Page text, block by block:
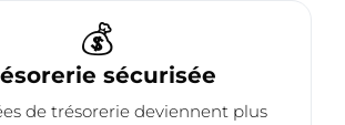
💰
sécurisée
de trésorerie deviennent plus